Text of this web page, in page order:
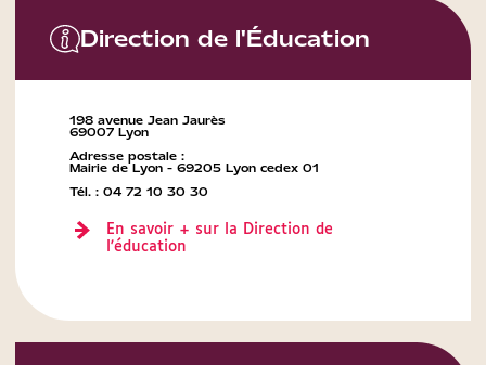
Direction de l'Éducation
198 avenue Jean Jaurès
69007 Lyon
Adresse postale :
Mairie de Lyon - 69205 Lyon cedex 01
Tél. : 04 72 10 30 30
En savoir + sur la Direction de
l'éducation